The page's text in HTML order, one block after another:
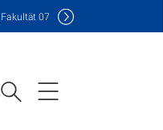
Fakultät07